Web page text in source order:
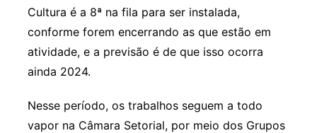
Cultura é a 8ª na fila para ser instalada,
conforme forem encerrando as que estão em
atividade, e a previsão é de que isso ocorra
ainda 2024.
Nesse período, os trabalhos seguem a todo
vapor na Câmara Setorial, por meio dos Grupos